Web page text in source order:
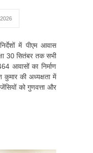
में पीएम आवास
30 सितंबर तक सभी
आवासों का निर्माण
की अध्यक्षता में
को गुणवत्ता और